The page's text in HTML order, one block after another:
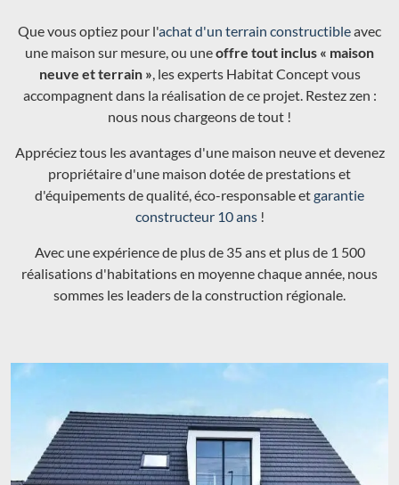
Que vous optiez pour l'achat d'un terrain constructibleavec
une maison sur mesure, ou uneoffre tout inclus « maison
neuve et terrain », les experts Habitat Concept vous
accompagnent dans la réalisation de ce projet. Restez zen :
nous nous chargeons de tout !
Appréciez tous les avantages d'une maison neuve et devenez
propriétaire d'une maison dotée de prestations et
d'équipements de qualité, éco-responsable etgarantie
constructeur 10 ans!
Avec une expérience de plus de 35 ans et plus de 1 500
réalisations d'habitations en moyenne chaque année, nous
sommes les leaders de la construction régionale.